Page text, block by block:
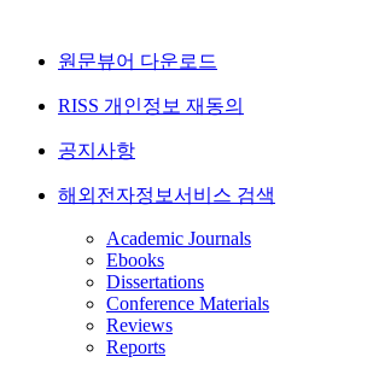
원문뷰어 다운로드
RISS 개인정보 재동의
공지사항
해외전자정보서비스 검색
Academic Journals
Ebooks
Dissertations
Conference Materials
Reviews
Reports